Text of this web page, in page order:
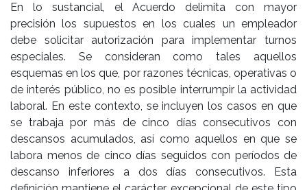
En lo sustancial, el Acuerdo delimita con mayor
precisión los supuestos en los cuales un empleador
debe solicitar autorización para implementar turnos
especiales. Se consideran como tales aquellos
esquemas en los que, por razones técnicas, operativas o
de interés público, no es posible interrumpir la actividad
laboral. En este contexto, se incluyen los casos en que
se trabaja por más de cinco días consecutivos con
descansos acumulados, así como aquellos en que se
labora menos de cinco días seguidos con períodos de
descanso inferiores a dos días consecutivos. Esta